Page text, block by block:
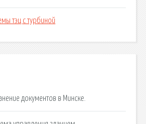
тэц с турбиной
документов в Минске.